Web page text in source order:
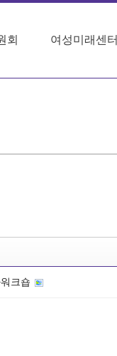
회 여성미래센터
크숍